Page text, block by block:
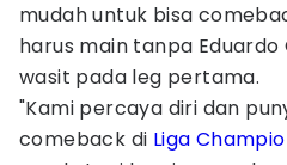
mudah untuk bisa
harus main tanpa
wasit pada leg pertama.
"Kami percaya diri dan
comeback di Liga